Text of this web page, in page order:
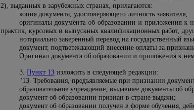
2), выданных в зарубежных странах, прилагаются:
копия документа, удостоверяющего личность заявителя;
оригиналы документа об образовании и приложения к
практик, курсовых и выпускных квалификационных работ,
нотариально заверенный перевод на государственный
документ, подтверждающий внесение оплаты за
Оригинал документа об образовании и приложения к
3. Пункт 13 изложить в следующей редакции:
"13. Требования, предъявляемые при признании
образовательное учреждение, выдавшее документы об
документ об образовании признан в стране выдачи;
документ об образовании получен в форме обучения,